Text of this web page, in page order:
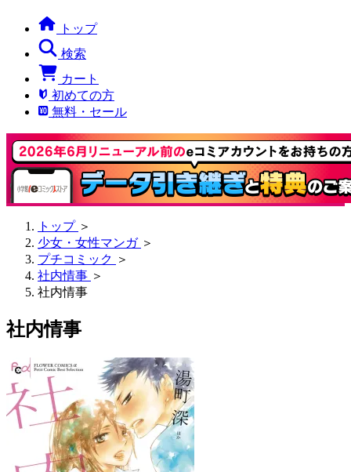
トップ
検索
カート
初めての方
無料・セール
トップ ＞
少女・女性マンガ ＞
プチコミック ＞
社内情事 ＞
社内情事
社内情事